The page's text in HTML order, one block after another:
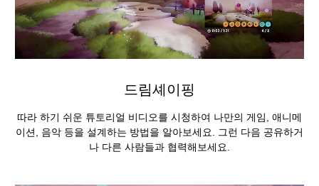
드림셰이핑
따라 하기 쉬운 튜토리얼 비디오를 시청하여 나만의 게임, 애니메
이션, 음악 등을 설계하는 방법을 알아보세요. 그런 다음 공유하거
나 다른 사람들과 협력해보세요.